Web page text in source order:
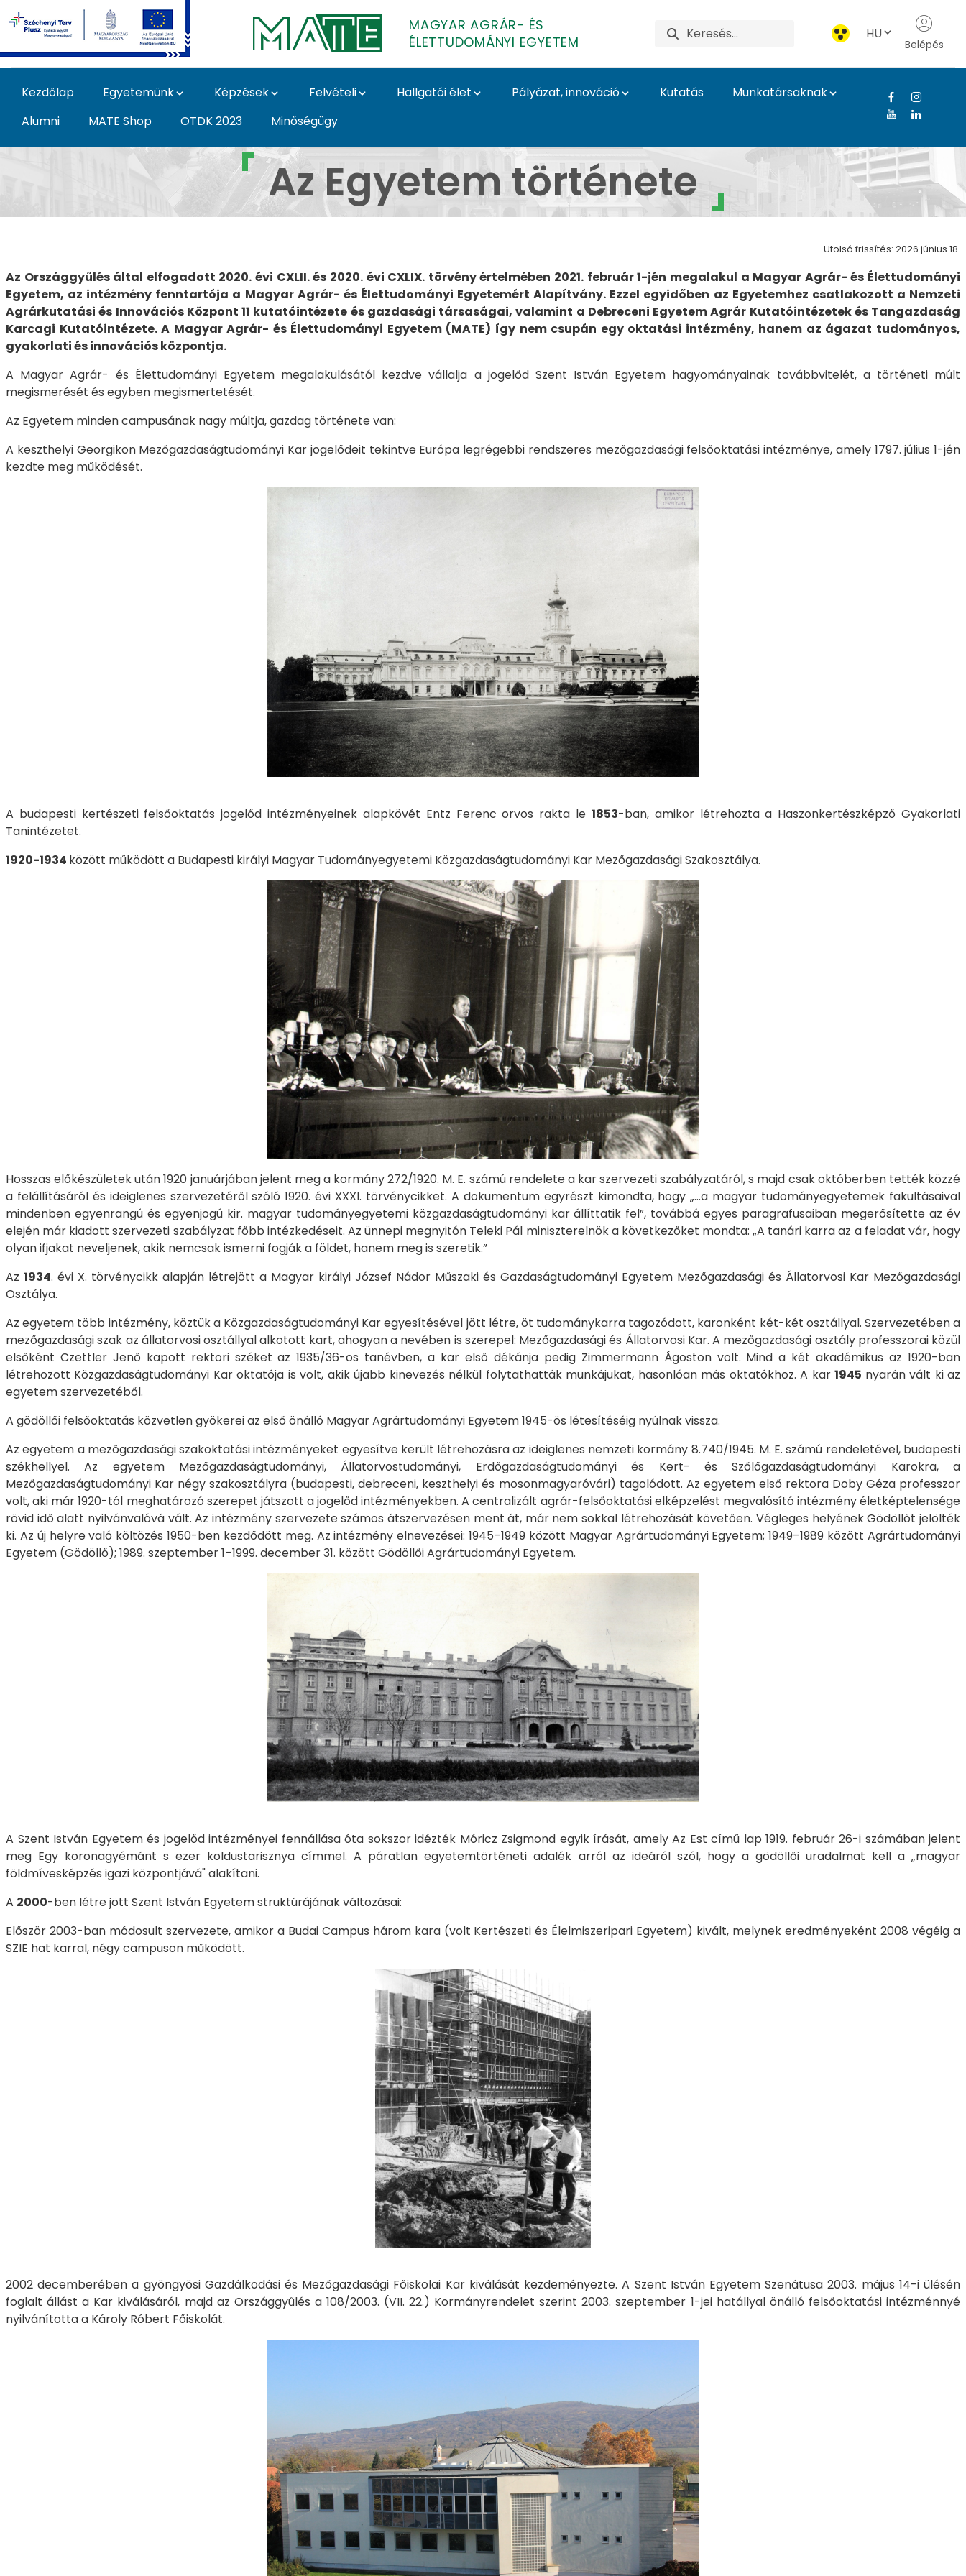
Ugrás a fő tartalomhoz
MAGYAR AGRÁR- ÉS
ÉLETTUDOMÁNYI EGYETEM
HU
Belépés
Kezdőlap Egyetemünk Képzések Felvételi Hallgatói élet Pályázat, innováció Kutatás
Munkatársaknak
Alumni
MATE Shop OTDK 2023 Minőségügy
Az Egyetem története - Magyar Agrár- és Élettudományi Egyetem
Az Egyetem története
Utolsó frissítés: 2026 június 18.
Az Országgyűlés által elfogadott 2020. évi CXLII. és 2020. évi CXLIX. törvény értelmében 2021. február 1-jén megalakul a Magyar Agrár- és Élettudományi
Egyetem, az intézmény fenntartója a Magyar Agrár- és Élettudományi Egyetemért Alapítvány. Ezzel egyidőben az Egyetemhez csatlakozott a Nemzeti
Agrárkutatási és Innovációs Központ 11 kutatóintézete és gazdasági társaságai, valamint a Debreceni Egyetem Agrár Kutatóintézetek és Tangazdaság
Karcagi Kutatóintézete. A Magyar Agrár- és Élettudományi Egyetem (MATE) így nem csupán egy oktatási intézmény, hanem az ágazat tudományos,
gyakorlati és innovációs központja.
A Magyar Agrár- és Élettudományi Egyetem megalakulásától kezdve vállalja a jogelőd Szent István Egyetem hagyományainak továbbvitelét, a történeti múlt
megismerését és egyben megismertetését.
Az Egyetem minden campusának nagy múltja, gazdag története van:
A keszthelyi Georgikon Mezőgazdaságtudományi Kar jogelődeit tekintve Európa legrégebbi rendszeres mezőgazdasági felsőoktatási intézménye, amely 1797. július 1-jén
kezdte meg működését.
​​​​​​A budapesti kertészeti felsőoktatás jogelőd intézményeinek alapkövét Entz Ferenc orvos rakta le 1853-ban, amikor létrehozta a Haszonkertészképző Gyakorlati
Tanintézetet.
1920-1934 között működött a Budapesti királyi Magyar Tudományegyetemi Közgazdaságtudományi Kar Mezőgazdasági Szakosztálya.
​​​​​​Hosszas előkészületek után 1920 januárjában jelent meg a kormány 272/1920. M. E. számú rendelete a kar szervezeti szabályzatáról, s majd csak októberben tették közzé
a felállításáról és ideiglenes szervezetéről szóló 1920. évi XXXI. törvénycikket. A dokumentum egyrészt kimondta, hogy „…a magyar tudományegyetemek fakultásaival
mindenben egyenrangú és egyenjogú kir. magyar tudományegyetemi közgazdaságtudományi kar állíttatik fel”, továbbá egyes paragrafusaiban megerősítette az év
elején már kiadott szervezeti szabályzat főbb intézkedéseit. Az ünnepi megnyitón Teleki Pál miniszterelnök a következőket mondta: „A tanári karra az a feladat vár, hogy
olyan ifjakat neveljenek, akik nemcsak ismerni fogják a földet, hanem meg is szeretik.”
Az 1934. évi X. törvénycikk alapján létrejött a Magyar királyi József Nádor Műszaki és Gazdaságtudományi Egyetem Mezőgazdasági és Állatorvosi Kar Mezőgazdasági
Osztálya.
Az egyetem több intézmény, köztük a Közgazdaságtudományi Kar egyesítésével jött létre, öt tudománykarra tagozódott, karonként két-két osztállyal. Szervezetében a
mezőgazdasági szak az állatorvosi osztállyal alkotott kart, ahogyan a nevében is szerepel: Mezőgazdasági és Állatorvosi Kar. A mezőgazdasági osztály professzorai közül
elsőként Czettler Jenő kapott rektori széket az 1935/36-os tanévben, a kar első dékánja pedig Zimmermann Ágoston volt. Mind a két akadémikus az 1920-ban
létrehozott Közgazdaságtudományi Kar oktatója is volt, akik újabb kinevezés nélkül folytathatták munkájukat, hasonlóan más oktatókhoz. A kar1945 nyarán vált ki az
egyetem szervezetéből.
A gödöllői felsőoktatás közvetlen gyökerei az első önálló Magyar Agrártudományi Egyetem 1945-ös létesítéséig nyúlnak vissza.
Az egyetem a mezőgazdasági szakoktatási intézményeket egyesítve került létrehozásra az ideiglenes nemzeti kormány 8.740/1945. M. E. számú rendeletével, budapesti
székhellyel. Az egyetem Mezőgazdaságtudományi, Állatorvostudományi, Erdőgazdaságtudományi és Kert- és Szőlőgazdaságtudományi Karokra, a
Mezőgazdaságtudományi Kar négy szakosztályra (budapesti, debreceni, keszthelyi és mosonmagyaróvári) tagolódott. Az egyetem első rektora Doby Géza professzor
volt, aki már 1920-tól meghatározó szerepet játszott a jogelőd intézményekben. A centralizált agrár-felsőoktatási elképzelést megvalósító intézmény életképtelensége
rövid idő alatt nyilvánvalóvá vált. Az intézmény szervezete számos átszervezésen ment át, már nem sokkal létrehozását követően. Végleges helyének Gödöllőt jelölték
ki. Az új helyre való költözés 1950-ben kezdődött meg. Az intézmény elnevezései: 1945–1949 között Magyar Agrártudományi Egyetem; 1949–1989 között Agrártudományi
Egyetem (Gödöllő); 1989. szeptember 1–1999. december 31. között Gödöllői Agrártudományi Egyetem.
​​​​​​A Szent István Egyetem és jogelőd intézményei fennállása óta sokszor idézték Móricz Zsigmond egyik írását, amely Az Est című lap 1919. február 26-i számában jelent
meg Egy koronagyémánt s ezer koldustarisznya címmel. A páratlan egyetemtörténeti adalék arról az ideáról szól, hogy a gödöllői uradalmat kell a „magyar
földmívesképzés igazi központjává" alakítani.
A 2000-ben létre jött Szent István Egyetem struktúrájának változásai:
Először 2003-ban módosult szervezete, amikor a Budai Campus három kara (volt Kertészeti és Élelmiszeripari Egyetem) kivált, melynek eredményeként 2008 végéig a
SZIE hat karral, négy campuson működött.
2002 decemberében a gyöngyösi Gazdálkodási és Mezőgazdasági Főiskolai Kar kiválását kezdeményezte. A Szent István Egyetem Szenátusa 2003. május 14-i ülésén
foglalt állást a Kar kiválásáról, majd az Országgyűlés a 108/2003. (VII. 22.) Kormányrendelet szerint 2003. szeptember 1-jei hatállyal önálló felsőoktatási intézménnyé
nyilvánította a Károly Róbert Főiskolát.